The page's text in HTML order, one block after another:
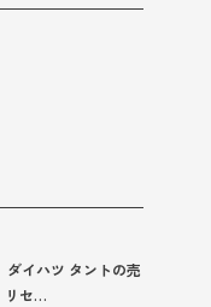
ダイハツ タントの売
リセ…